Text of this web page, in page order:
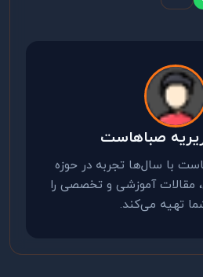
صباهاست
با سال‌ها تجربه در حوزه
مقالات آموزشی و تخصصی را
تهیه می‌کند.